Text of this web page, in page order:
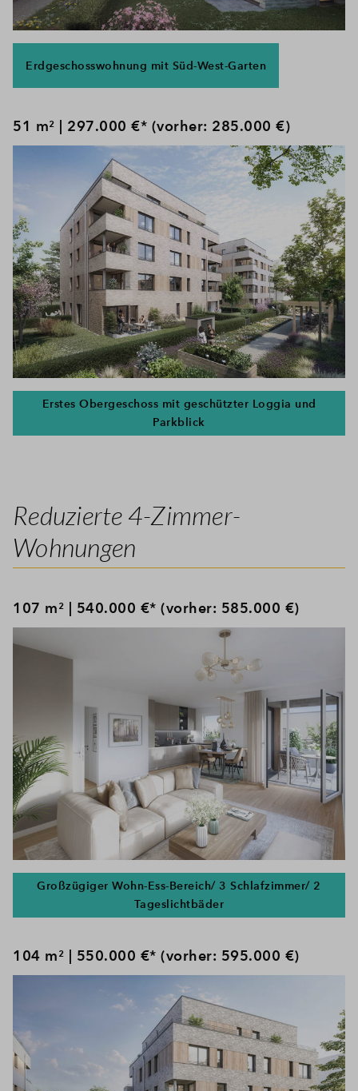
Erdgeschosswohnung mit Süd-West-Garten
51 m² | 297.000 €* (vorher: 285.000 €)
Erstes Obergeschoss mit geschützter Loggia und
Parkblick
Reduzierte 4-Zimmer-
Wohnungen
107 m² | 540.000 €* (vorher: 585.000 €)
Großzügiger Wohn-Ess-Bereich/ 3 Schlafzimmer/ 2
Tageslichtbäder
104 m² | 550.000 €* (vorher: 595.000 €)